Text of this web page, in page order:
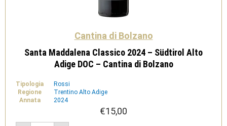
Cantina di Bolzano
Santa Maddalena Classico 2024 – Südtirol Alto
Adige DOC – Cantina di Bolzano
Tipologia
Rossi
Regione
Trentino Alto Adige
Annata
2024
€15,00
Santa